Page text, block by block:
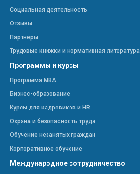
Социальная деятельность
Отзывы
Партнеры
Трудовые книжки и нормативная литература
Программы и курсы
Программа МВА
Бизнес-образование
Курсы для кадровиков и HR
Охрана и безопасность труда
Обучение незанятых граждан
Корпоративное обучение
Международное сотрудничество